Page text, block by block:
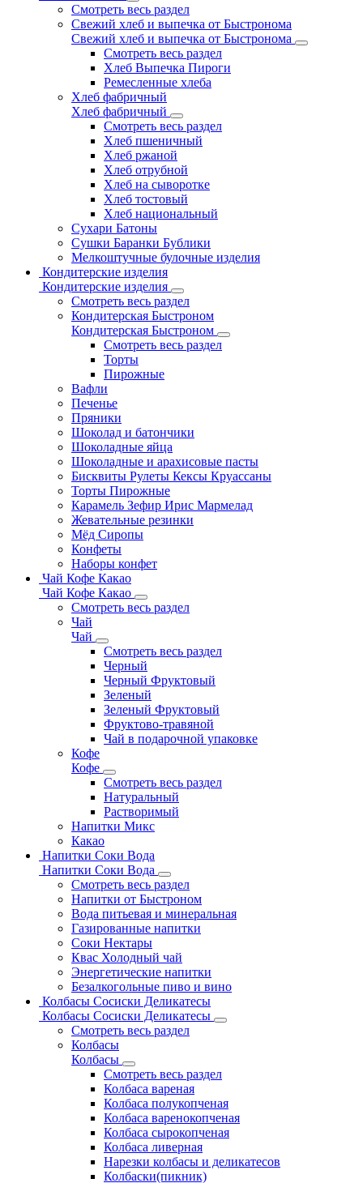
Смотреть весь раздел
Свежий хлеб и выпечка от Быстронома
Свежий хлеб и выпечка от Быстронома
Смотреть весь раздел
Хлеб Выпечка Пироги
Ремесленные хлеба
Хлеб фабричный
Хлеб фабричный
Смотреть весь раздел
Хлеб пшеничный
Хлеб ржаной
Хлеб отрубной
Хлеб на сыворотке
Хлеб тостовый
Хлеб национальный
Сухари Батоны
Сушки Баранки Бублики
Мелкоштучные булочные изделия
Кондитерские изделия
Кондитерские изделия
Смотреть весь раздел
Кондитерская Быстроном
Кондитерская Быстроном
Смотреть весь раздел
Торты
Пирожные
Вафли
Печенье
Пряники
Шоколад и батончики
Шоколадные яйца
Шоколадные и арахисовые пасты
Бисквиты Рулеты Кексы Круассаны
Торты Пирожные
Карамель Зефир Ирис Мармелад
Жевательные резинки
Мёд Сиропы
Конфеты
Наборы конфет
Чай Кофе Какао
Чай Кофе Какао
Смотреть весь раздел
Чай
Чай
Смотреть весь раздел
Черный
Черный Фруктовый
Зеленый
Зеленый Фруктовый
Фруктово-травяной
Чай в подарочной упаковке
Кофе
Кофе
Смотреть весь раздел
Натуральный
Растворимый
Напитки Микс
Какао
Напитки Соки Вода
Напитки Соки Вода
Смотреть весь раздел
Напитки от Быстроном
Вода питьевая и минеральная
Газированные напитки
Соки Нектары
Квас Холодный чай
Энергетические напитки
Безалкогольные пиво и вино
Колбасы Сосиски Деликатесы
Колбасы Сосиски Деликатесы
Смотреть весь раздел
Колбасы
Колбасы
Смотреть весь раздел
Колбаса вареная
Колбаса полукопченая
Колбаса варенокопченая
Колбаса сырокопченая
Колбаса ливерная
Нарезки колбасы и деликатесов
Колбаски(пикник)